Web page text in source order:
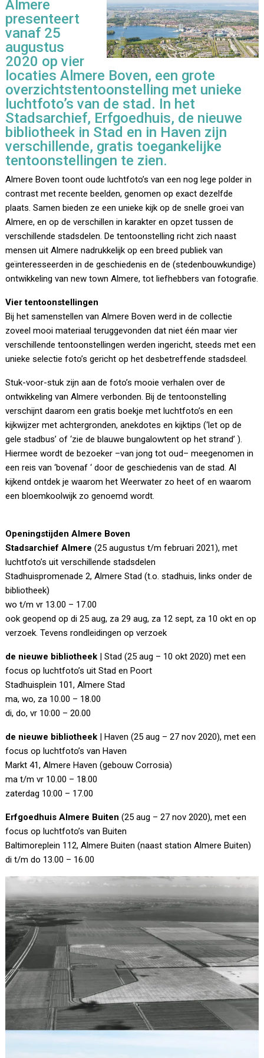
Almere
presenteert
vanaf 25
augustus
2020 op vier
locaties Almere Boven, een grote
overzichtstentoonstelling met unieke
luchtfoto’s van de stad. In het
Stadsarchief, Erfgoedhuis, de nieuwe
bibliotheek in Stad en in Haven zijn
verschillende, gratis toegankelijke
tentoonstellingen te zien.
Almere Boven toont oude luchtfoto’s van een nog lege polder in
contrast met recente beelden, genomen op exact dezelfde
plaats. Samen bieden ze een unieke kijk op de snelle groei van
Almere, en op de verschillen in karakter en opzet tussen de
verschillende stadsdelen. De tentoonstelling richt zich naast
mensen uit Almere nadrukkelijk op een breed publiek van
geïnteresseerden in de geschiedenis en de (stedenbouwkundige)
ontwikkeling van new town Almere, tot liefhebbers van fotografie.
Vier tentoonstellingen
Bij het samenstellen van Almere Boven werd in de collectie
zoveel mooi materiaal teruggevonden dat niet één maar vier
verschillende tentoonstellingen werden ingericht, steeds met een
unieke selectie foto’s gericht op het desbetreffende stadsdeel.
Stuk-voor-stuk zijn aan de foto’s mooie verhalen over de
ontwikkeling van Almere verbonden. Bij de tentoonstelling
verschijnt daarom een gratis boekje met luchtfoto’s en een
kijkwijzer met achtergronden, anekdotes en kijktips (‘let op de
gele stadbus’ of ‘zie de blauwe bungalowtent op het strand’ ).
Hiermee wordt de bezoeker –van jong tot oud– meegenomen in
een reis van ‘bovenaf ‘ door de geschiedenis van de stad. Al
kijkend ontdek je waarom het Weerwater zo heet of en waarom
een bloemkoolwijk zo genoemd wordt.
Openingstijden Almere Boven
Stadsarchief Almere (25 augustus t/m februari 2021), met
luchtfoto’s uit verschillende stadsdelen
Stadhuispromenade 2, Almere Stad (t.o. stadhuis, links onder de
bibliotheek)
wo t/m vr 13.00 – 17.00
ook geopend op di 25 aug, za 29 aug, za 12 sept, za 10 okt en op
verzoek. Tevens rondleidingen op verzoek
de nieuwe bibliotheek | Stad (25 aug – 10 okt 2020) met een
focus op luchtfoto’s uit Stad en Poort
Stadhuisplein 101, Almere Stad
ma, wo, za 10.00 – 18.00
di, do, vr 10:00 – 20.00
de nieuwe bibliotheek | Haven (25 aug – 27 nov 2020), met een
focus op luchtfoto’s van Haven
Markt 41, Almere Haven (gebouw Corrosia)
ma t/m vr 10.00 – 18.00
zaterdag 10:00 – 17.00
Erfgoedhuis Almere Buiten (25 aug – 27 nov 2020), met een
focus op luchtfoto’s van Buiten
Baltimoreplein 112, Almere Buiten (naast station Almere Buiten)
di t/m do 13.00 – 16.00